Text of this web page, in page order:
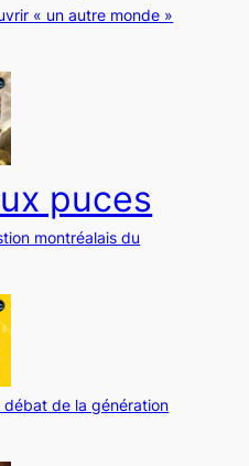
« un autre monde »
puces
montréalais du
de la génération